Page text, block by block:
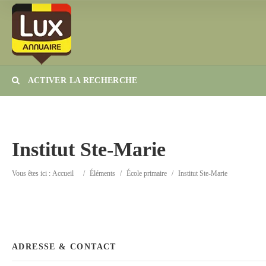
ACTIVER LA RECHERCHE
Catégorie
Institut Ste-Marie
Vous êtes ici : Accueil / Éléments / École primaire / Institut Ste-Marie
ADRESSE & CONTACT